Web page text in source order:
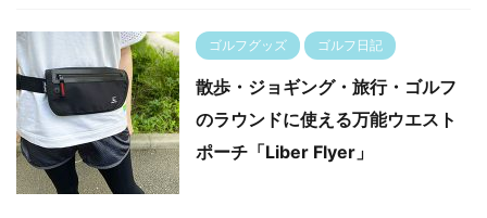
ゴルフグッズ ゴルフ日記
散歩・ジョギング・旅行・ゴルフ
のラウンドに使える万能ウエスト
ポーチ「Liber Flyer」